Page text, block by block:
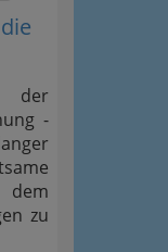
der
-
zu